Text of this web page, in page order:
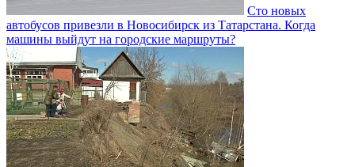
Сто новых
автобусов привезли в Новосибирск из Татарстана. Когда
машины выйдут на городские маршруты?